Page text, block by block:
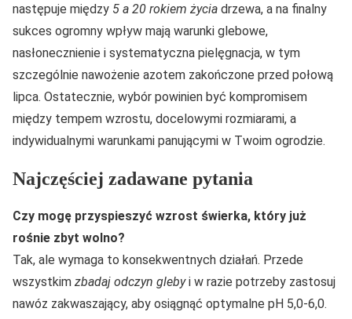
następuje między 5 a 20 rokiem życia drzewa, a na finalny
sukces ogromny wpływ mają warunki glebowe,
nasłonecznienie i systematyczna pielęgnacja, w tym
szczególnie nawożenie azotem zakończone przed połową
lipca. Ostatecznie, wybór powinien być kompromisem
między tempem wzrostu, docelowymi rozmiarami, a
indywidualnymi warunkami panującymi w Twoim ogrodzie.
Najczęściej zadawane pytania
Czy mogę przyspieszyć wzrost świerka, który już
rośnie zbyt wolno?
Tak, ale wymaga to konsekwentnych działań. Przede
wszystkim zbadaj odczyn glebyi w razie potrzeby zastosuj
nawóz zakwaszający, aby osiągnąć optymalne pH 5,0-6,0.